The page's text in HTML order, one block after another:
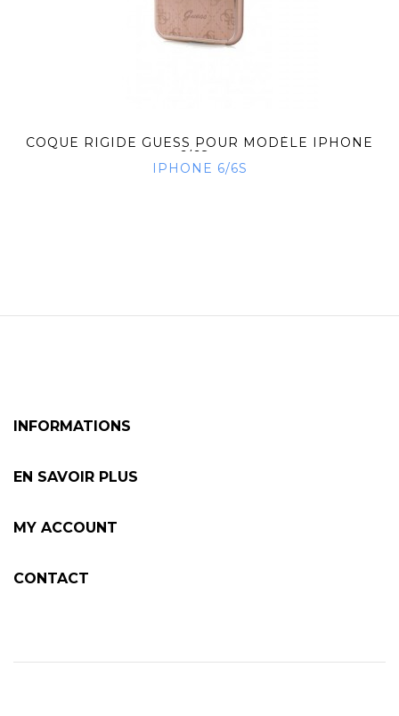
COQUE RIGIDE GUESS POUR MODÈLE IPHONE
6/6S...
IPHONE 6/6S
INFORMATIONS
EN SAVOIR PLUS
MY ACCOUNT
CONTACT